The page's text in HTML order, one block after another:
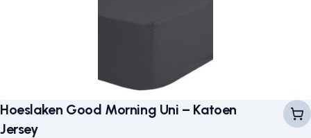
Hoeslaken Good Morning Uni – Katoen
Jersey